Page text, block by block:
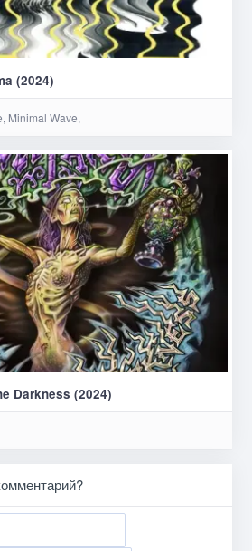
(2024)
Minimal Wave,
Darkness (2024)